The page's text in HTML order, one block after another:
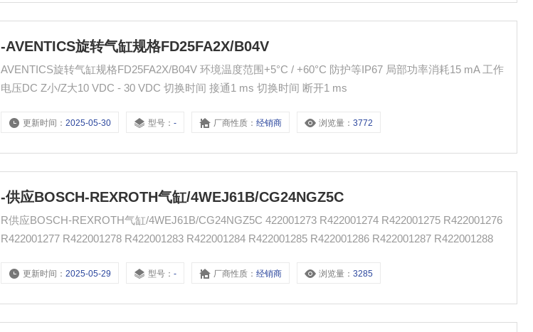
-AVENTICS旋转气缸规格FD25FA2X/B04V
AVENTICS旋转气缸规格FD25FA2X/B04V 环境温度范围+5°C / +60°C 防护等IP67 局部功率消耗15 mA 工作
电压DC Z小/Z大10 VDC - 30 VDC 切换时间 接通1 ms 切换时间 断开1 ms
更新时间：2025-05-30 型号：- 厂商性质：经销商 浏览量：3772
-供应BOSCH-REXROTH气缸/4WEJ61B/CG24NGZ5C
R供应BOSCH-REXROTH气缸/4WEJ61B/CG24NGZ5C 422001273 R422001274 R422001275 R422001276
R422001277 R422001278 R422001283 R422001284 R422001285 R422001286 R422001287 R422001288
更新时间：2025-05-29 型号：- 厂商性质：经销商 浏览量：3285